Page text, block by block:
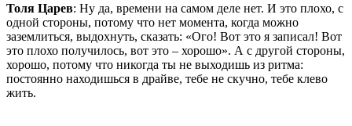
Толя Царев: Ну да, времени на самом деле нет. И это плохо, с
одной стороны, потому что нет момента, когда можно
заземлиться, выдохнуть, сказать: «Ого! Вот это я записал! Вот
это плохо получилось, вот это – хорошо». А с другой стороны,
хорошо, потому что никогда ты не выходишь из ритма:
постоянно находишься в драйве, тебе не скучно, тебе клево
жить.